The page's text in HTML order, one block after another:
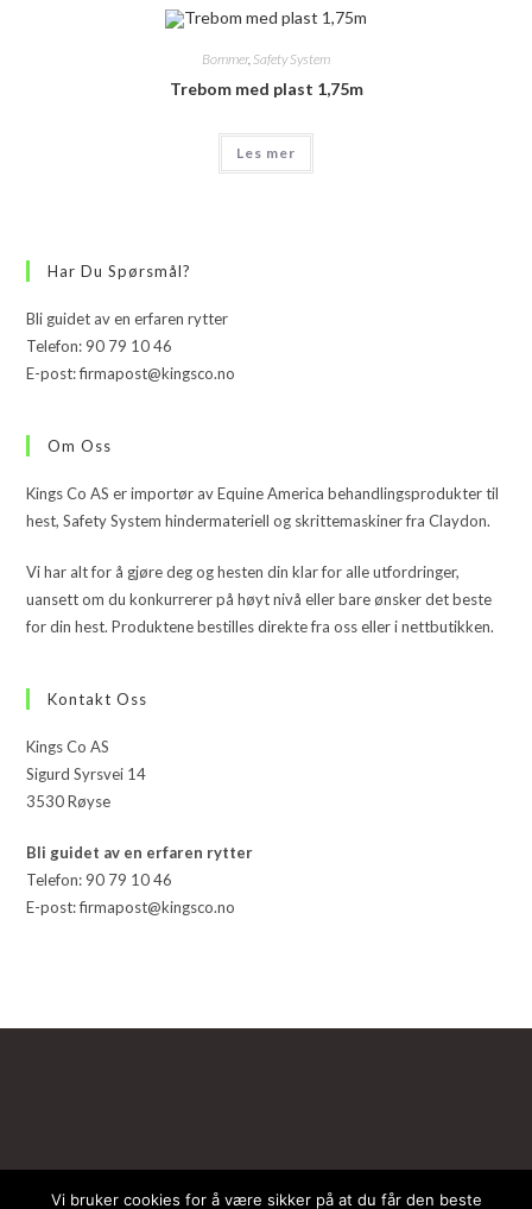
Bommer, Safety System
Trebom med plast 1,75m
Les mer
Har Du Spørsmål?
Bli guidet av en erfaren rytter
Telefon: 90 79 10 46
E-post: firmapost@kingsco.no
Om Oss
Kings Co AS er importør av Equine America behandlingsprodukter til
hest, Safety System hindermateriell og skrittemaskiner fra Claydon.
Vi har alt for å gjøre deg og hesten din klar for alle utfordringer,
uansett om du konkurrerer på høyt nivå eller bare ønsker det beste
for din hest. Produktene bestilles direkte fra oss eller i nettbutikken.
Kontakt Oss
Kings Co AS
Sigurd Syrsvei 14
3530 Røyse
Bli guidet av en erfaren rytter
Telefon: 90 79 10 46
E-post: firmapost@kingsco.no
Vi bruker cookies for å være sikker på at du får den beste